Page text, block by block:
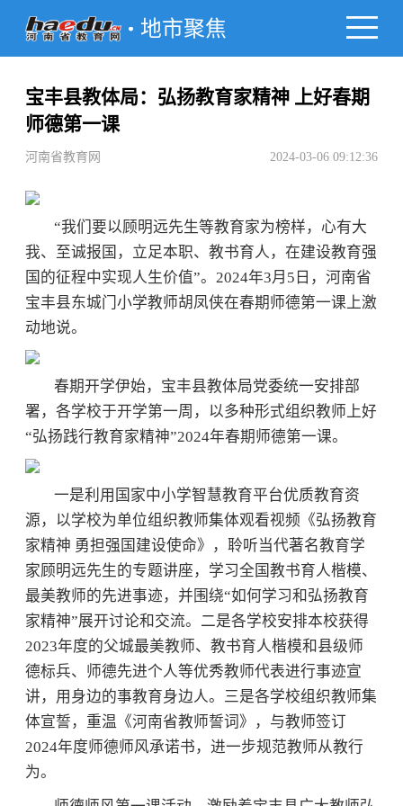
地市聚焦
宝丰县教体局：弘扬教育家精神 上好春期
师德第一课
河南省教育网 2024-03-06 09:12:36
“我们要以顾明远先生等教育家为榜样，心有大
我、至诚报国，立足本职、教书育人，在建设教育强
国的征程中实现人生价值”。2024年3月5日，河南省
宝丰县东城门小学教师胡凤侠在春期师德第一课上激
动地说。
春期开学伊始，宝丰县教体局党委统一安排部
署，各学校于开学第一周，以多种形式组织教师上好
“弘扬践行教育家精神”2024年春期师德第一课。
一是利用国家中小学智慧教育平台优质教育资
源，以学校为单位组织教师集体观看视频《弘扬教育
家精神 勇担强国建设使命》，聆听当代著名教育学
家顾明远先生的专题讲座，学习全国教书育人楷模、
最美教师的先进事迹，并围绕“如何学习和弘扬教育
家精神”展开讨论和交流。二是各学校安排本校获得
2023年度的父城最美教师、教书育人楷模和县级师
德标兵、师德先进个人等优秀教师代表进行事迹宣
讲，用身边的事教育身边人。三是各学校组织教师集
体宣誓，重温《河南省教师誓词》，与教师签订
2024年度师德师风承诺书，进一步规范教师从教行
为。